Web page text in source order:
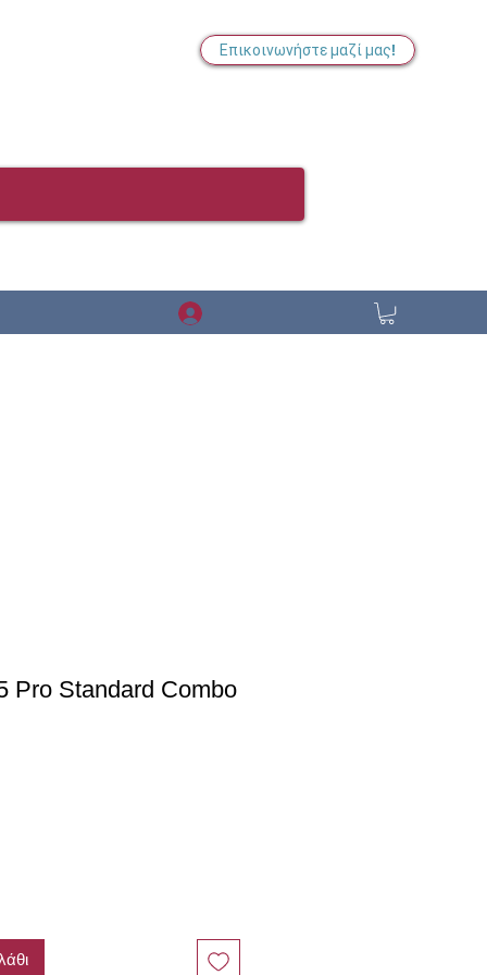
Επικοινωνήστε μαζί μας!
Pro Standard Combo